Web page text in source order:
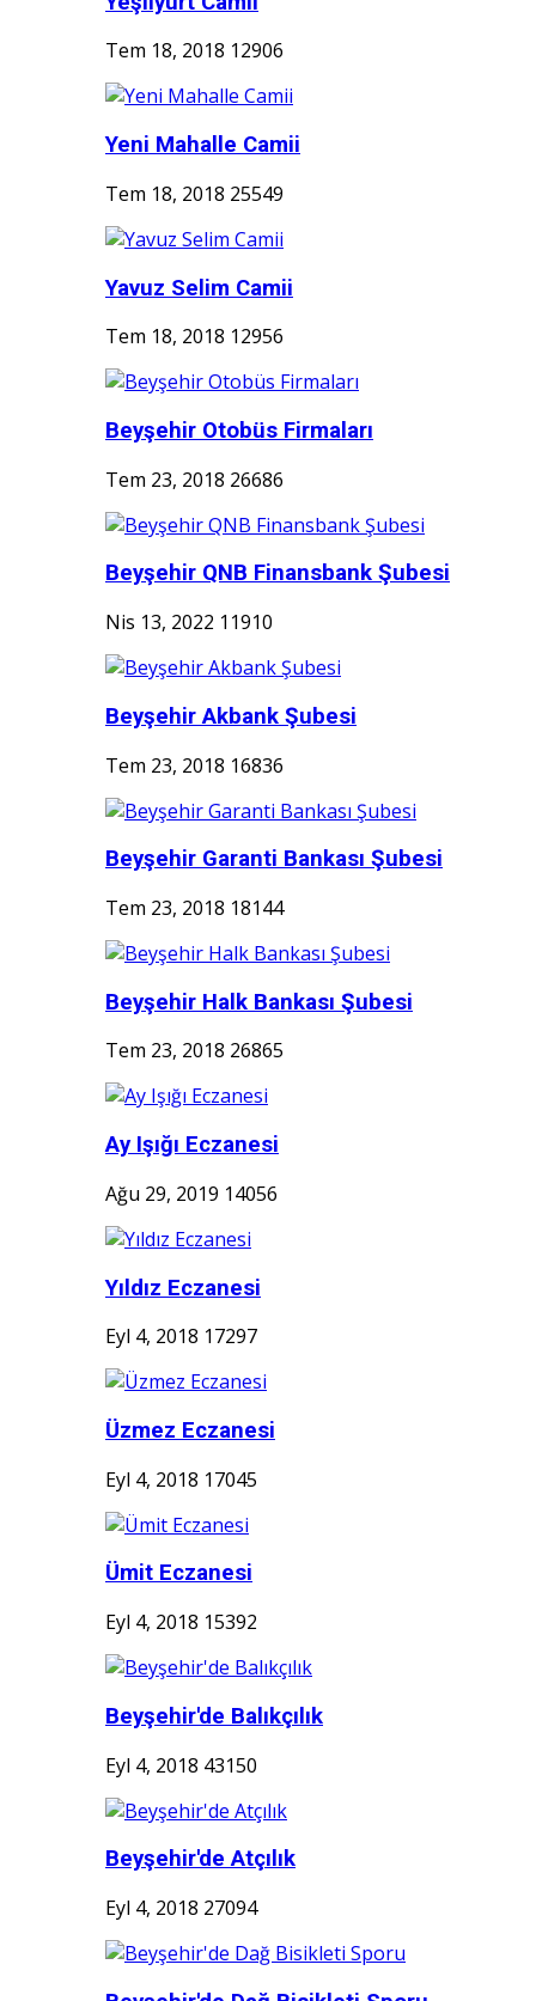
Tem 18, 2018 12906
Yeni Mahalle Camii
Tem 18, 2018 25549
Yavuz Selim Camii
Tem 18, 2018 12956
Beyşehir Otobüs Firmaları
Tem 23, 2018 26686
Beyşehir QNB Finansbank Şubesi
Nis 13, 2022 11910
Beyşehir Akbank Şubesi
Tem 23, 2018 16836
Beyşehir Garanti Bankası Şubesi
Tem 23, 2018 18144
Beyşehir Halk Bankası Şubesi
Tem 23, 2018 26865
Ay Işığı Eczanesi
Ağu 29, 2019 14056
Yıldız Eczanesi
Eyl 4, 2018 17297
Üzmez Eczanesi
Eyl 4, 2018 17045
Ümit Eczanesi
Eyl 4, 2018 15392
Beyşehir'de Balıkçılık
Eyl 4, 2018 43150
Beyşehir'de Atçılık
Eyl 4, 2018 27094